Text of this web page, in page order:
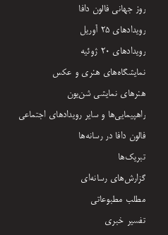
روز جهانی فالون دافا
رویدادهای ۲۵ آوریل
رویدادهای ۲۰ ژوئیه
نمایشگاه‌های هنری و عکس
هنرهای نمایشی شن‌یون
راهپیمایی‌ها و سایر رویدادهای اجتماعی
فالون دافا در رسانه‌ها
تبریک‌ها
گزارش‌های رسانه‌ای
مطلب مطبوعاتی
تفسیر خبری